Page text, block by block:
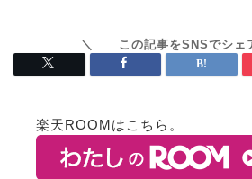
楽天ROOMはこちら。